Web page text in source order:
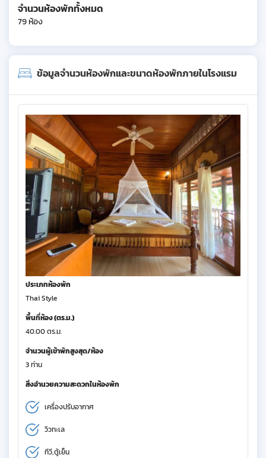
จำนวนห้องพักทั้งหมด
79 ห้อง
ข้อมูลจำนวนห้องพักและขนาดห้องพักภายในโรงแรม
ประเภทห้องพัก
Thai Style
พื้นที่ห้อง (ตร.ม.)
40.00 ตร.ม.
จำนวนผู้เข้าพักสูงสุด/ห้อง
3 ท่าน
สิ่งอำนวยความสะดวกในห้องพัก
เครื่องปรับอากาศ
วิวทะเล
ทีวี,ตู้เย็น